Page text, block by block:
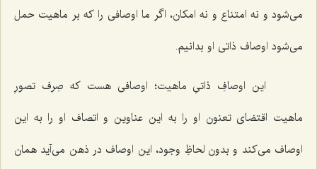
مى‌شود و نه امتناع و نه امكان، اگر ما اوصافى را كه بر ماهیت حمل
مى‌شود اوصاف ذاتى او بدانیم.
این اوصافِ ذاتىِ ماهیت؛ اوصافى هست كه صِرف تصورِ
ماهیت اقتضاى تعنون او را به این عناوین و اتصاف او را به این
اوصاف مى‌كند و بدون لحاظِ وجود، این اوصاف در ذهن مى‌آید همان